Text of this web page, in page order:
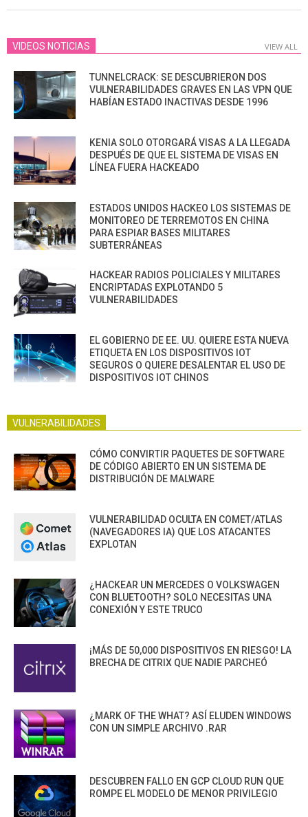
VIDEOS NOTICIAS VIEW ALL
TUNNELCRACK: SE DESCUBRIERON DOS
VULNERABILIDADES GRAVES EN LAS VPN QUE
HABÍAN ESTADO INACTIVAS DESDE 1996
KENIA SOLO OTORGARÁ VISAS A LA LLEGADA
DESPUÉS DE QUE EL SISTEMA DE VISAS EN
LÍNEA FUERA HACKEADO
ESTADOS UNIDOS HACKEO LOS SISTEMAS DE
MONITOREO DE TERREMOTOS EN CHINA
PARA ESPIAR BASES MILITARES
SUBTERRÁNEAS
HACKEAR RADIOS POLICIALES Y MILITARES
ENCRIPTADAS EXPLOTANDO 5
VULNERABILIDADES
EL GOBIERNO DE EE. UU. QUIERE ESTA NUEVA
ETIQUETA EN LOS DISPOSITIVOS IOT
SEGUROS O QUIERE DESALENTAR EL USO DE
DISPOSITIVOS IOT CHINOS
VULNERABILIDADES
CÓMO CONVIRTIR PAQUETES DE SOFTWARE
DE CÓDIGO ABIERTO EN UN SISTEMA DE
DISTRIBUCIÓN DE MALWARE
VULNERABILIDAD OCULTA EN COMET/ATLAS
(NAVEGADORES IA) QUE LOS ATACANTES
EXPLOTAN
¿HACKEAR UN MERCEDES O VOLKSWAGEN
CON BLUETOOTH? SOLO NECESITAS UNA
CONEXIÓN Y ESTE TRUCO
¡MÁS DE 50,000 DISPOSITIVOS EN RIESGO! LA
BRECHA DE CITRIX QUE NADIE PARCHEÓ
¿MARK OF THE WHAT? ASÍ ELUDEN WINDOWS
CON UN SIMPLE ARCHIVO .RAR
DESCUBREN FALLO EN GCP CLOUD RUN QUE
ROMPE EL MODELO DE MENOR PRIVILEGIO